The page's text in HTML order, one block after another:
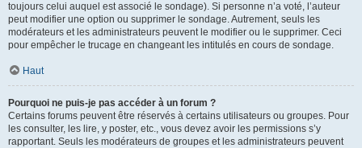
toujours celui auquel est associé le sondage). Si personne n’a voté, l’auteur
peut modifier une option ou supprimer le sondage. Autrement, seuls les
modérateurs et les administrateurs peuvent le modifier ou le supprimer. Ceci
pour empêcher le trucage en changeant les intitulés en cours de sondage.
Haut
Pourquoi ne puis-je pas accéder à un forum ?
Certains forums peuvent être réservés à certains utilisateurs ou groupes. Pour
les consulter, les lire, y poster, etc., vous devez avoir les permissions s’y
rapportant. Seuls les modérateurs de groupes et les administrateurs peuvent